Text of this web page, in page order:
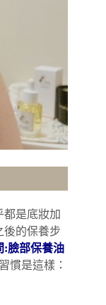
都是底妝加
後的保養步
:臉部保養油
慣是這樣：